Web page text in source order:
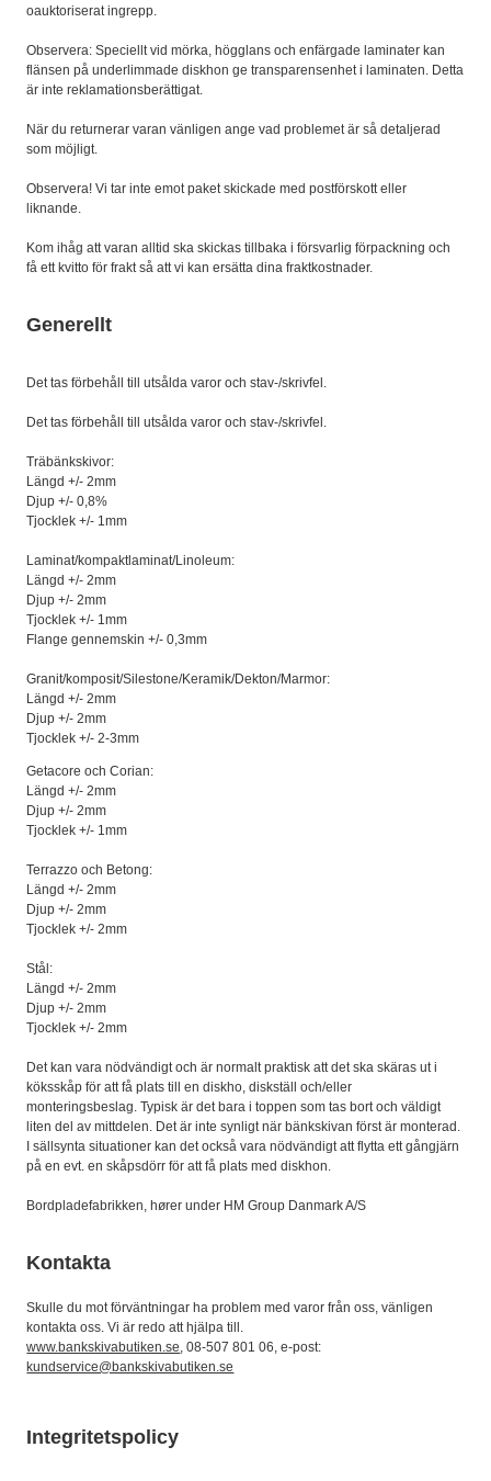
oauktoriserat ingrepp.
Observera: Speciellt vid mörka, högglans och enfärgade laminater kan
flänsen på underlimmade diskhon ge transparensenhet i laminaten. Detta
är inte reklamationsberättigat.
När du returnerar varan vänligen ange vad problemet är så detaljerad
som möjligt.
Observera! Vi tar inte emot paket skickade med postförskott eller
liknande.
Kom ihåg att varan alltid ska skickas tillbaka i försvarlig förpackning och
få ett kvitto för frakt så att vi kan ersätta dina fraktkostnader.
Generellt
Det tas förbehåll till utsålda varor och stav-/skrivfel.
Det tas förbehåll till utsålda varor och stav-/skrivfel.
Träbänkskivor:
Längd +/- 2mm
Djup +/- 0,8%
Tjocklek +/- 1mm
Laminat/kompaktlaminat/Linoleum:
Längd +/- 2mm
Djup +/- 2mm
Tjocklek +/- 1mm
Flange gennemskin +/- 0,3mm
Granit/komposit/Silestone/Keramik/Dekton/Marmor:
Längd +/- 2mm
Djup +/- 2mm
Tjocklek +/- 2-3mm
Getacore och Corian:
Längd +/- 2mm
Djup +/- 2mm
Tjocklek +/- 1mm
Terrazzo och Betong:
Längd +/- 2mm
Djup +/- 2mm
Tjocklek +/- 2mm
Stål:
Längd +/- 2mm
Djup +/- 2mm
Tjocklek +/- 2mm
Det kan vara nödvändigt och är normalt praktisk att det ska skäras ut i
köksskåp för att få plats till en diskho, diskställ och/eller
monteringsbeslag. Typisk är det bara i toppen som tas bort och väldigt
liten del av mittdelen. Det är inte synligt när bänkskivan först är monterad.
I sällsynta situationer kan det också vara nödvändigt att flytta ett gångjärn
på en evt. en skåpsdörr för att få plats med diskhon.
Bordpladefabrikken, hører under HM Group Danmark A/S
Kontakta
Skulle du mot förväntningar ha problem med varor från oss, vänligen
kontakta oss. Vi är redo att hjälpa till.
www.bankskivabutiken.se, 08-507 801 06, e-post:
kundservice@bankskivabutiken.se
Integritetspolicy